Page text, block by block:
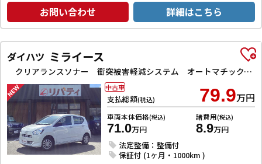
お問い合わせ 詳細はこちら
ダイハツ ミライース
クリアランスソナー 衝突被害軽減システム オートマチックハイビーム オートライト アイドリングストップ CVT ESC CD ミュージックプレイヤー接続可 エアコン パワーステアリング
支払総額(税込) 79.9万円
車両本体価格(税込)
71.0万円
諸費用(税込)
8.9万円
法定整備：整備付
保証付 (1ヶ月・1000km )
中古車